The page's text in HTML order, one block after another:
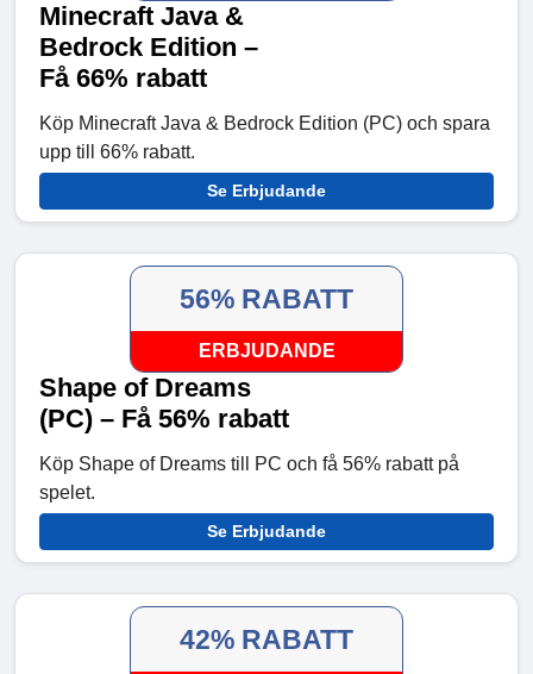
Minecraft Java &
Bedrock Edition –
Få 66% rabatt
Köp Minecraft Java & Bedrock Edition (PC) och spara
upp till 66% rabatt.
Se Erbjudande
56% RABATT
ERBJUDANDE
Shape of Dreams
(PC) – Få 56% rabatt
Köp Shape of Dreams till PC och få 56% rabatt på
spelet.
Se Erbjudande
42% RABATT